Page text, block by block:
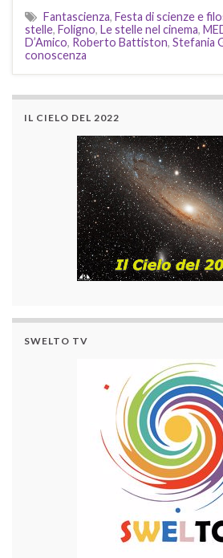
Fantascienza, Festa di scienze e
stelle, Foligno, Le stelle nel cinema,
D’Amico, Roberto Battiston, Stefania
conoscenza
IL CIELO DEL 2022
SWELTO TV